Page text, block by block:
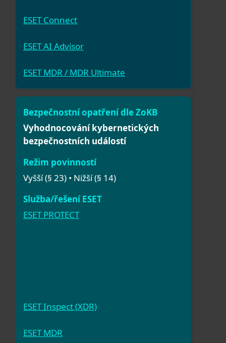
ESET Connect
ESET AI Advisor
ESET MDR / MDR Ultimate
Vyhodnocování kybernetických
bezpečnostních událostí
Vyšší (§ 23) • Nižší (§ 14)
ESET PROTECT
ESET Inspect (XDR)
ESET MDR